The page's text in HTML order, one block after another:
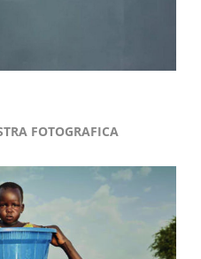
FOTOGRAFICA